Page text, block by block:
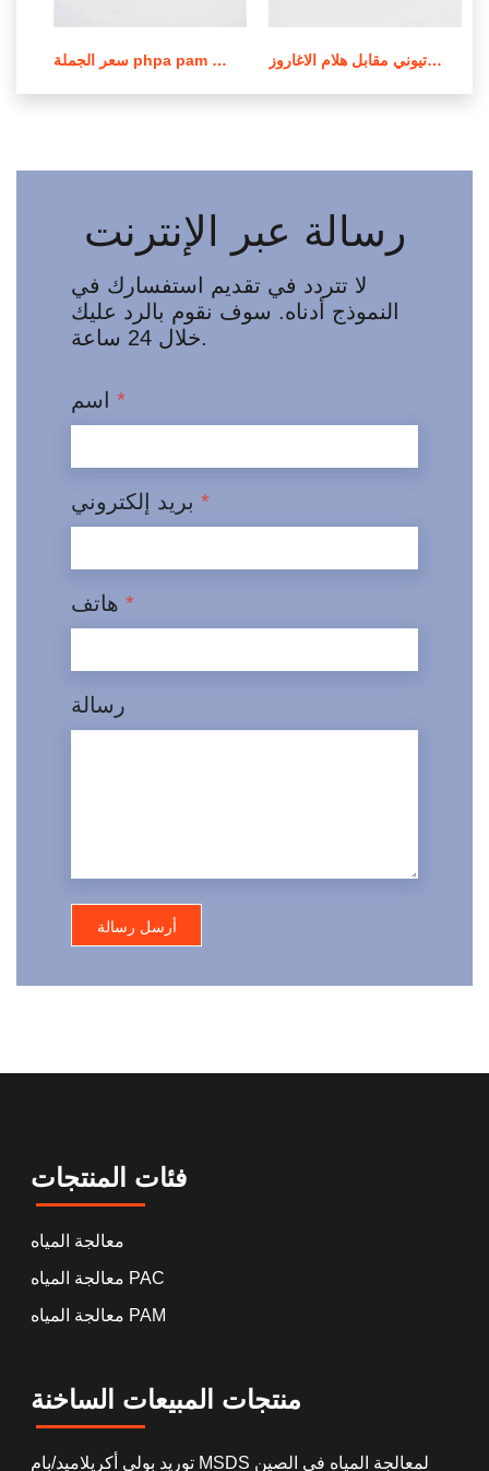
سعر الجملة phpa pam بولي أكريلاميد في لبنان عملية صنع بولي أكريلاميد الكاتيوني مقابل هلام الاغاروز
رسالة عبر الإنترنت
لا تتردد في تقديم استفسارك في
النموذج أدناه. سوف نقوم بالرد عليك
خلال 24 ساعة.
*
*
*
رسالة
فئات المنتجات
معالجة المياه
معالجة المياه PAC
معالجة المياه PAM
منتجات المبيعات الساخنة
توريد بولي أكريلاميد/بام MSDS لمعالجة المياه في الصين